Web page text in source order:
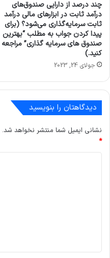
چند درصد از دارایی صندوق‌های
درآمد ثابت در ابزارهای مالی درآمد
ثابت سرمایه‌گذاری می‌شود؟ (برای
پیدا کردن جواب به مطلب “بهترین
صندوق های سرمایه گذاری” مراجعه
کنید.)
جولای 24, 2023
دیدگاهتان را بنویسید
نشانی ایمیل شما منتشر نخواهد شد.
*
*